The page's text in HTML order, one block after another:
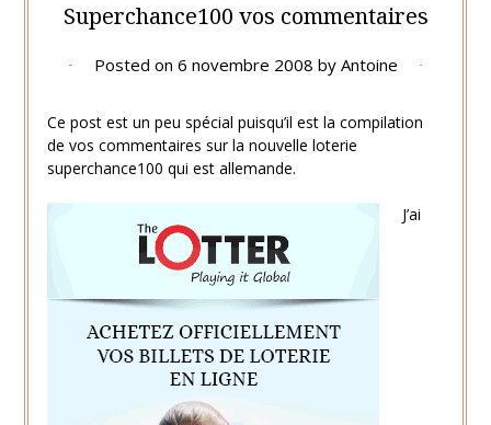
Superchance100 vos commentaires
Posted on 6 novembre 2008 by Antoine
Ce post est un peu spécial puisqu’il est la compilation
de vos commentaires sur la nouvelle loterie
superchance100 qui est allemande.
J’ai